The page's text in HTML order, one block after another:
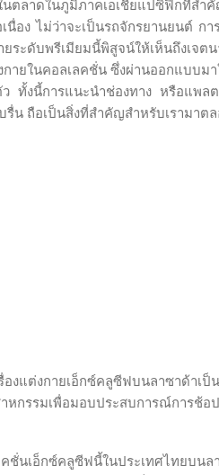
นตลาดในภูมิภาคเอเชียแปซิฟิกที่สำ
นื่อง ไม่ว่าจะเป็นรถจักรยานยนต์ กา
ระดับพรีเมียมนี้พิสูจน์ให้เห็นถึงเจต
ายในคอลเลคชั่น ซึ่งผ่านออกแบบมา
ว ทั้งนี้การแนะนำช่องทาง หรือแพล
รื่น ถือเป็นสิ่งที่สำคัญสำหรับเรามาตล
งแต่งกายเอ็กซ์คลูซีฟบนลาซาด้าเป็
หกรรมเพื่อมอบประสบการณ์การช้อ
ชั่นเอ็กซ์คลูซีฟนี้ในประเทศไทยบนล